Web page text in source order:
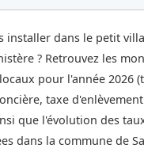
installer dans le petit
? Retrouvez les
pour l'année 2026
taxe
que l'évolution des
dans la commune de